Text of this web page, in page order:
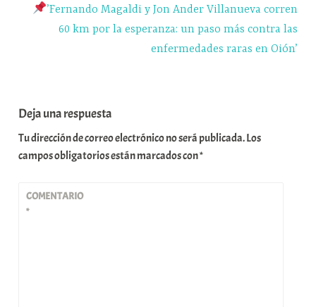
’Fernando Magaldi y Jon Ander Villanueva corren
60 km por la esperanza: un paso más contra las
enfermedades raras en Oión’
Deja una respuesta
Tu dirección de correo electrónico no será publicada.Los
campos obligatorios están marcados con*
COMENTARIO
*